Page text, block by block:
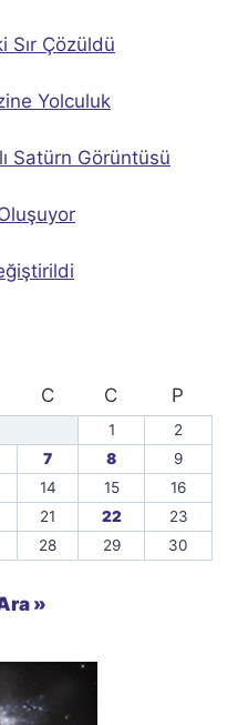
Sır Çözüldü
Yolculuk
Satürn Görüntüsü
C C P
1
2
7 8
9
14 15
16
21 22
23
28 29 30
»